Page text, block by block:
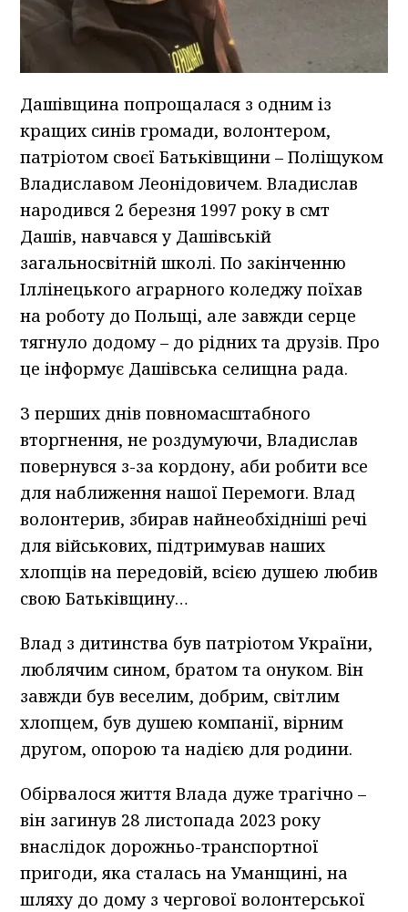
Дашівщина попрощалася з одним із
кращих синів громади, волонтером,
патріотом своєї Батьківщини – Поліщуком
Владиславом Леонідовичем. Владислав
народився 2 березня 1997 року в смт
Дашів, навчався у Дашівській
загальносвітній школі. По закінченню
Іллінецького аграрного коледжу поїхав
на роботу до Польщі, але завжди серце
тягнуло додому – до рідних та друзів. Про
це інформує Дашівська селищна рада.
З перших днів повномасштабного
вторгнення, не роздумуючи, Владислав
повернувся з-за кордону, аби робити все
для наближення нашої Перемоги. Влад
волонтерив, збирав найнеобхідніші речі
для військових, підтримував наших
хлопців на передовій, всією душею любив
свою Батьківщину…
Влад з дитинства був патріотом України,
люблячим сином, братом та онуком. Він
завжди був веселим, добрим, світлим
хлопцем, був душею компанії, вірним
другом, опорою та надією для родини.
Обірвалося життя Влада дуже трагічно –
він загинув 28 листопада 2023 року
внаслідок дорожньо-транспортної
пригоди, яка сталась на Уманщині, на
шляху до дому з чергової волонтерської